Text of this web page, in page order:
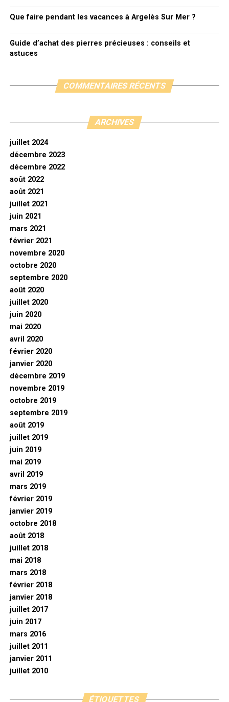
Que faire pendant les vacances à Argelès Sur Mer ?
Guide d’achat des pierres précieuses : conseils et
astuces
COMMENTAIRES RÉCENTS
ARCHIVES
juillet 2024
décembre 2023
décembre 2022
août 2022
août 2021
juillet 2021
juin 2021
mars 2021
février 2021
novembre 2020
octobre 2020
septembre 2020
août 2020
juillet 2020
juin 2020
mai 2020
avril 2020
février 2020
janvier 2020
décembre 2019
novembre 2019
octobre 2019
septembre 2019
août 2019
juillet 2019
juin 2019
mai 2019
avril 2019
mars 2019
février 2019
janvier 2019
octobre 2018
août 2018
juillet 2018
mai 2018
mars 2018
février 2018
janvier 2018
juillet 2017
juin 2017
mars 2016
juillet 2011
janvier 2011
juillet 2010
ÉTIQUETTES